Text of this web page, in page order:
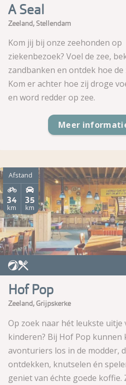
Afstand
35
km
34
km
Hof Pop
Zeeland, Grijpskerke
Op zoek naar hét leukste uitje
kinderen? Bij Hof Pop kunnen
avonturiers los in de modder,
ontdekken, knutselen én
geniet van échte goede koffie.
A Seal
Zeeland, Stellendam
Kom jij bij onze zeehonden op
ziekenbezoek? Voel de zee,
zandbanken en ontdek hoe
Kom er achter hoe zij droge
en word redder op zee.
Meer